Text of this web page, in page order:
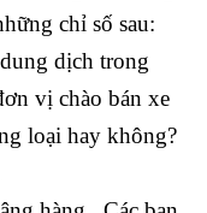
chỉ số sau:
dịch trong
vị chào bán xe
loại hay không?